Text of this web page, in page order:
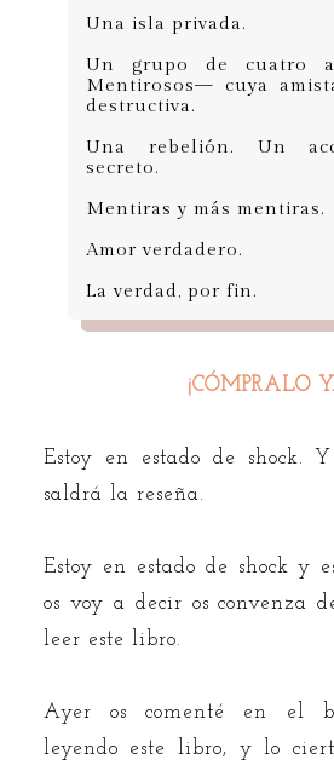
Una isla privada.
Un grupo de cuatro
Mentirosos— cuya
destructiva.
Una rebelión. Un
secreto.
Mentiras y más mentiras.
Amor verdadero.
La verdad, por fin.
¡CÓMPRALO
Estoy en estado de shock.
saldrá la reseña.
Estoy en estado de shock y
os voy a decir os convenza
leer este libro.
Ayer os comenté en el
leyendo este libro, y lo